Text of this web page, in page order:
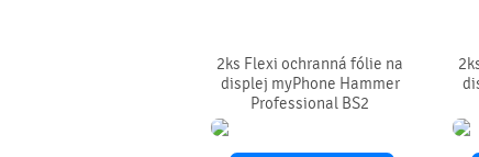
2ks Flexi ochranná fólie na
displej myPhone Hammer
Professional BS2